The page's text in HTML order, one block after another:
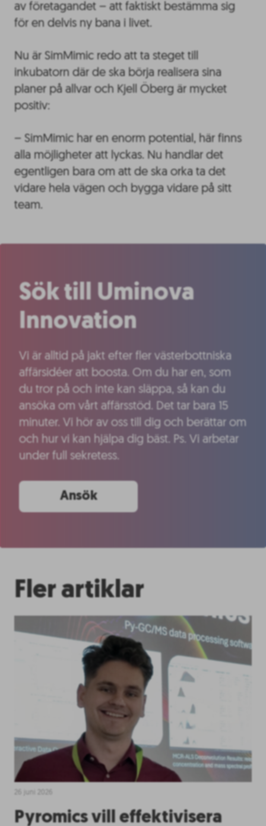
av företagandet – att faktiskt bestämma sig
för en delvis ny bana i livet.
Nu är SimMimic redo att ta steget till
inkubatorn där de ska börja realisera sina
planer på allvar och Kjell Öberg är mycket
positiv:
– SimMimic har en enorm potential, här finns
alla möjligheter att lyckas. Nu handlar det
egentligen bara om att de ska orka ta det
vidare hela vägen och bygga vidare på sitt
team.
Sök till Uminova
Innovation
Vi är alltid på jakt efter fler västerbottniska
affärsidéer att boosta. Om du har en, som
du tror på och inte kan släppa, så kan du
ansöka om vårt affärsstöd. Det tar bara 15
minuter. Vi hör av oss till dig och berättar om
och hur vi kan hjälpa dig bäst. Ps. Vi arbetar
under full sekretess.
Ansök
Fler artiklar
Pyromics vill effektivisera